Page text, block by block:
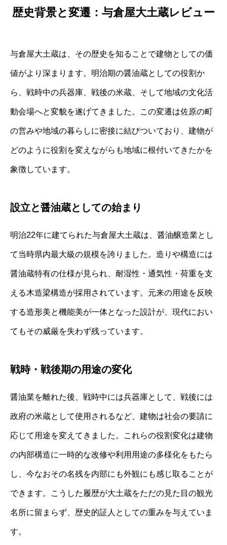
歴史背景と変遷：与倉屋大土蔵レビュー
与倉屋大土蔵は、その歴史を知ることで建物としての価
値がより深まります。明治期の醤油蔵としての役割か
ら、戦時中の兵器庫、戦後の米蔵、そして地域の文化活
動会場へと変貌を遂げてきました。この変遷は佐原の町
の営みや地域の暮らしに密接に結びついており、建物が
どのように役割を変えながらも地域に根付いてきたかを
象徴しています。
設立と醤油蔵としての始まり
明治22年に建てられた与倉屋大土蔵は、醤油醸造業とし
て当時県内最大級の規模を誇りました。造りや構造には
醤油蔵特有の仕様が見られ、耐湿性・通気性・荷重を支
える木造梁構造が採用されています。元来の用途を反映
する造形美と機能美が一体となった設計が、現代におい
てもその威厳を失わず残っています。
戦時・戦後期の用途の変化
醤油業を離れた後、戦時中には兵器庫として、戦後には
政府の米蔵として使用されるなど、建物は社会の要請に
応じて用途を変えてきました。これらの役割変化は建物
の内部構造に一時的な改修や利用用途の多様化をもたら
し、今なおその名残を内部にも外観にも感じ取ることが
できます。こうした履歴が大土蔵をただの見た目の観光
名所に留まらず、歴史的証人としての重みを与えていま
す。